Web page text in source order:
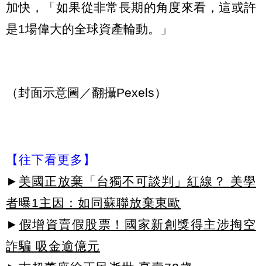
加快，「如果從非常長期的角度來看，這或許
是1場偉大的全球資產輪動。」
（封面示意圖／翻攝Pexels）
【往下看更多】
► 美國正放棄「台獨不可談判」紅線？ 美學
者曝1主因：如同蘇聯放棄東歐
► 假增資賣假股票！國家新創獎得主涉掏空
詐騙 吸金逾億元